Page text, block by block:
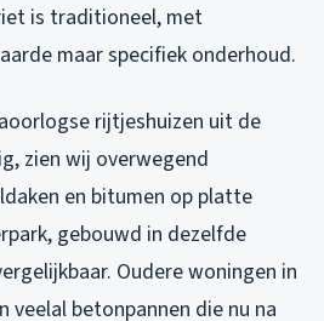
is traditioneel, met
maar specifiek onderhoud.
rijtjeshuizen uit de
zien wij overwegend
en bitumen op platte
gebouwd in dezelfde
Oudere woningen in
veelal betonpannen die nu na